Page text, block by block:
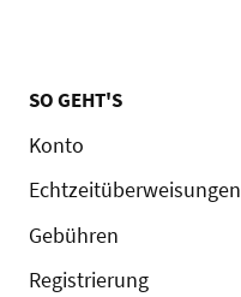
SO GEHT'S
Konto
Echtzeitüberweisungen
Gebühren
Registrierung